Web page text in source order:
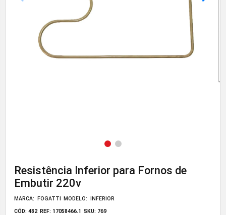
Resistência Inferior para Fornos de
Embutir 220v
MARCA: FOGATTI MODELO: INFERIOR
CÓD: 482 REF: 17058466.1 SKU: 769